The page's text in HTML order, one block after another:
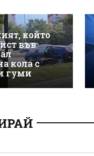
който
във
кола с
гуми